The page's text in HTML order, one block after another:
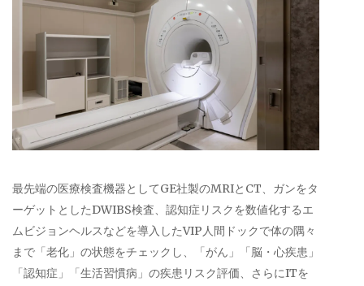
最先端の医療検査機器としてGE社製のMRIとCT、ガンをタ
ーゲットとしたDWIBS検査、認知症リスクを数値化するエ
ムビジョンヘルスなどを導入したVIP人間ドックで体の隅々
まで「老化」の状態をチェックし、「がん」「脳・心疾患」
「認知症」「生活習慣病」の疾患リスク評価、さらにITを